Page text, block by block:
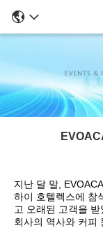
지난 달 말,
하이 호텔렉스에 참
고 오래된 고객을
회사의 역사와 커피